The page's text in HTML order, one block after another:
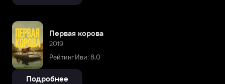
Первая корова
2019
Рейтинг Иви: 8,0
Подробнее